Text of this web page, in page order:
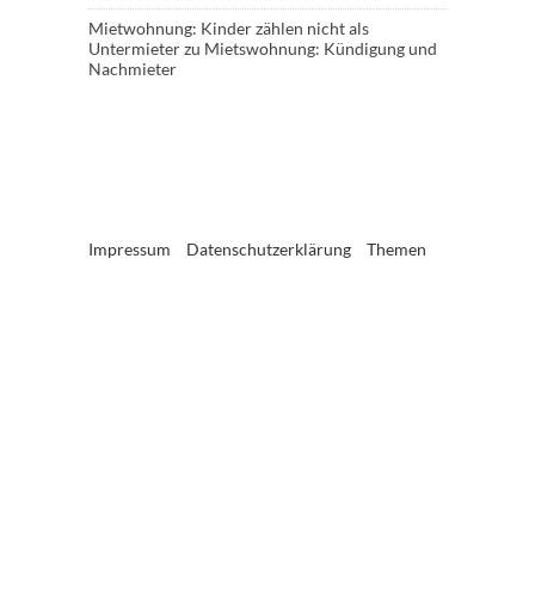
Mietwohnung: Kinder zählen nicht als
Untermieterzu Mietswohnung: Kündigung und
Nachmieter
Impressum Datenschutzerklärung Themen